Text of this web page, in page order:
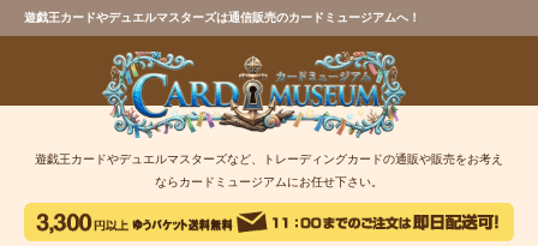
遊戯王カードやデュエルマスターズは通信販売のカードミュージアムへ！
遊戯王カードやデュエルマスターズなど、トレーディングカードの通販や販売をお考え
ならカードミュージアムにお任せ下さい。